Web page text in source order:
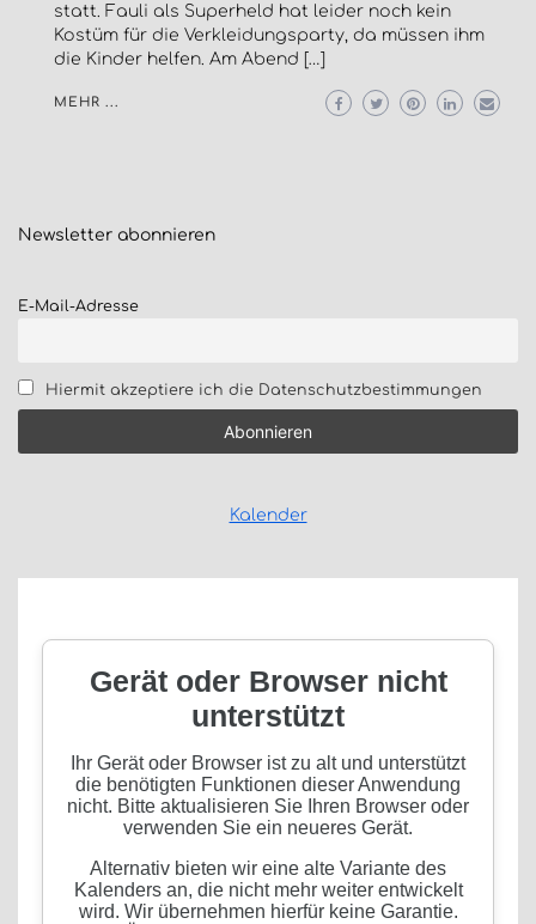
statt. Fauli als Superheld hat leider noch kein
Kostüm für die Verkleidungsparty, da müssen ihm
die Kinder helfen. Am Abend […]
MEHR ...
Newsletter abonnieren
E-Mail-Adresse
Hiermit akzeptiere ich die Datenschutzbestimmungen
Kalender